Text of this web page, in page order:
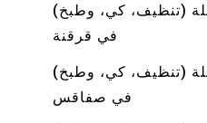
(تنظيف، كي، وطبخ)
في قرقنة
(تنظيف، كي، وطبخ)
في صفاقس